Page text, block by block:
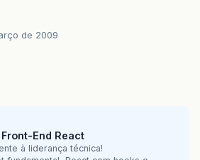
de 2009
End React
à liderança técnica!